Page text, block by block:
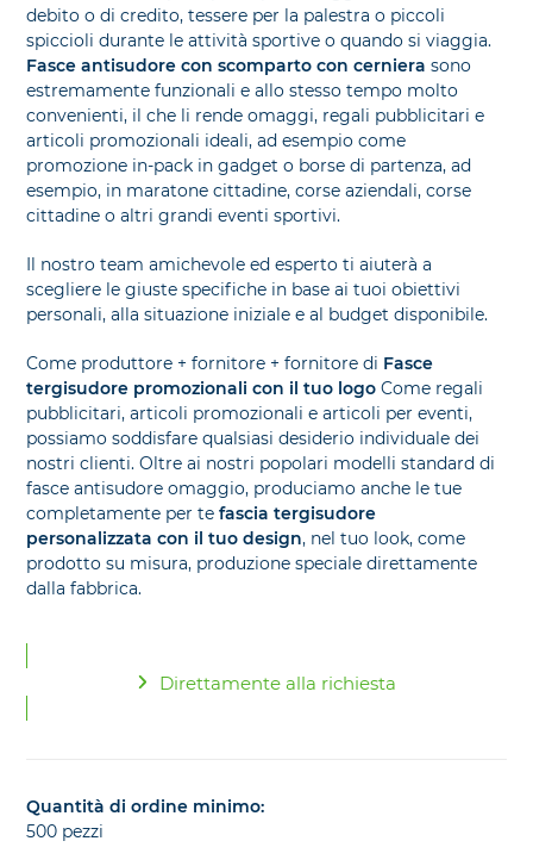
debito o di credito, tessere per la palestra o piccoli
spiccioli durante le attività sportive o quando si viaggia.
Fasce antisudore con scomparto con cerniera sono
estremamente funzionali e allo stesso tempo molto
convenienti, il che li rende omaggi, regali pubblicitari e
articoli promozionali ideali, ad esempio come
promozione in-pack in gadget o borse di partenza, ad
esempio, in maratone cittadine, corse aziendali, corse
cittadine o altri grandi eventi sportivi.
Il nostro team amichevole ed esperto ti aiuterà a
scegliere le giuste specifiche in base ai tuoi obiettivi
personali, alla situazione iniziale e al budget disponibile.
Come produttore + fornitore + fornitore di Fasce
tergisudore promozionali con il tuo logo Come regali
pubblicitari, articoli promozionali e articoli per eventi,
possiamo soddisfare qualsiasi desiderio individuale dei
nostri clienti. Oltre ai nostri popolari modelli standard di
fasce antisudore omaggio, produciamo anche le tue
completamente per tefascia tergisudore
personalizzata con il tuo design, nel tuo look, come
prodotto su misura, produzione speciale direttamente
dalla fabbrica.
Direttamente alla richiesta
Quantità di ordine minimo:
500 pezzi